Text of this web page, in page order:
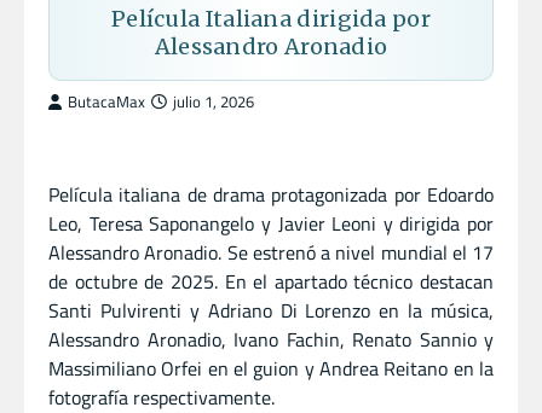
Película Italiana dirigida por
Alessandro Aronadio
ButacaMax julio 1, 2026
Película italiana de drama protagonizada por Edoardo
Leo, Teresa Saponangelo y Javier Leoni y dirigida por
Alessandro Aronadio. Se estrenó a nivel mundial el 17
de octubre de 2025. En el apartado técnico destacan
Santi Pulvirenti y Adriano Di Lorenzo en la música,
Alessandro Aronadio, Ivano Fachin, Renato Sannio y
Massimiliano Orfei en el guion y Andrea Reitano en la
fotografía respectivamente.